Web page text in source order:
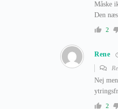
Måske
Den
2
Rene
Nej
2